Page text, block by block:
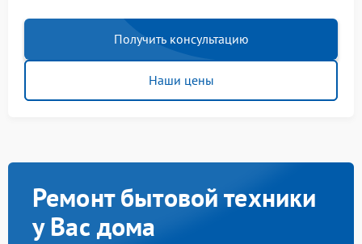
Получить консультацию
Наши цены
Ремонт бытовой техники
у Вас дома